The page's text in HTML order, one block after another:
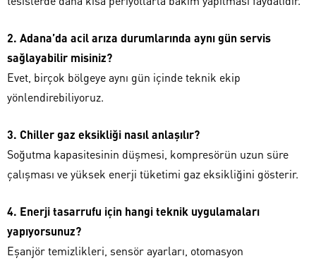
2. Adana’da acil arıza durumlarında aynı gün servis
sağlayabilir misiniz?
Evet, birçok bölgeye aynı gün içinde teknik ekip
yönlendirebiliyoruz.
3. Chiller gaz eksikliği nasıl anlaşılır?
Soğutma kapasitesinin düşmesi, kompresörün uzun süre
çalışması ve yüksek enerji tüketimi gaz eksikliğini gösterir.
4. Enerji tasarrufu için hangi teknik uygulamaları
yapıyorsunuz?
Eşanjör temizlikleri, sensör ayarları, otomasyon